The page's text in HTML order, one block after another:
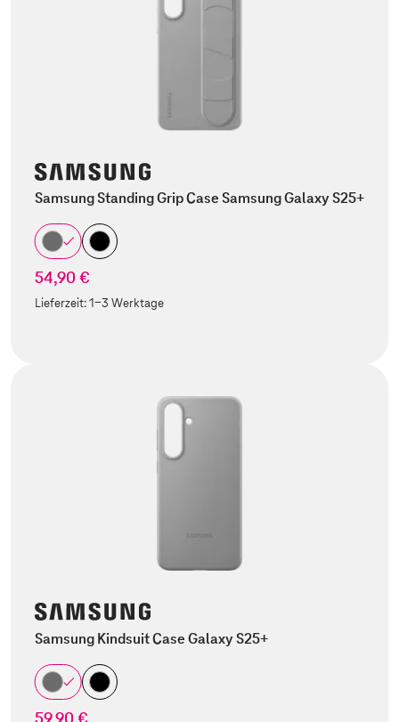
Samsung Standing Grip Case Samsung Galaxy S25+
54,90 €
Lieferzeit:1-3 Werktage
Samsung Kindsuit Case Galaxy S25+
59,90 €